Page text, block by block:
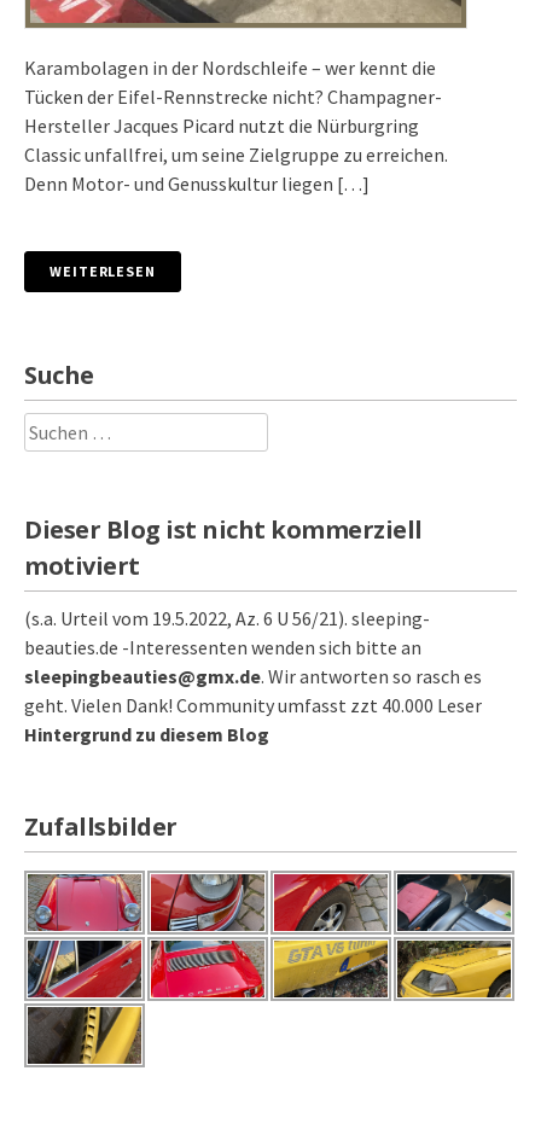
Karambolagen in der Nordschleife – wer kennt die
Tücken der Eifel-Rennstrecke nicht? Champagner-
Hersteller Jacques Picard nutzt die Nürburgring
Classic unfallfrei, um seine Zielgruppe zu erreichen.
Denn Motor- und Genusskultur liegen […]
WEITERLESEN
Suche
Suchen
nach:
Dieser Blog ist nicht kommerziell
motiviert
(s.a. Urteil vom 19.5.2022, Az. 6 U 56/21). sleeping-
beauties.de -Interessenten wenden sich bitte an
sleepingbeauties@gmx.de. Wir antworten so rasch es
geht. Vielen Dank! Community umfasst zzt 40.000 Leser
Hintergrund zu diesem Blog
Zufallsbilder